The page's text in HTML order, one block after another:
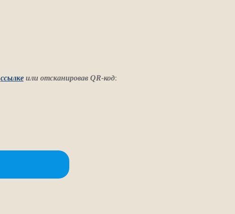
ссылкеили отсканировав QR-код: